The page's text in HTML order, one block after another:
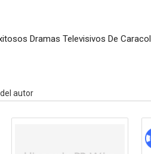
Dramas Televisivos De
autor